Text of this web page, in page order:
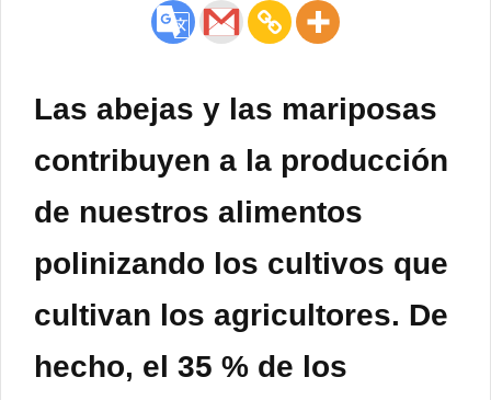
Las abejas y las mariposas
contribuyen a la producción
de nuestros alimentos
polinizando los cultivos que
cultivan los agricultores. De
hecho, el 35 % de los